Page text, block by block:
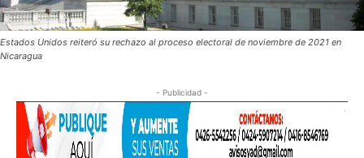
Estados Unidos reiteró su rechazo al proceso electoral de noviembre de 2021 en
Nicaragua
- Publicidad -